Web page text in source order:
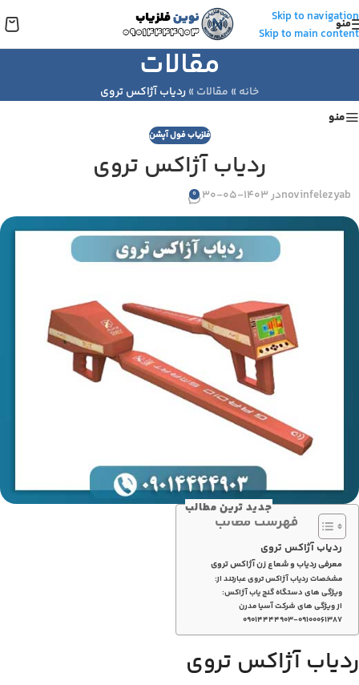
Skip to navigation
Skip to main content
منو
مقالات
خانه » مقالات »ردیاب آژاکس تروی
منو
فلزیاب فول آپشن
ردیاب آژاکس تروی
novinfelezyabدر 1403-05-30 0
جدید ترین مطالب
فهرست مطالب
ردیاب آژاکس تروی
معرفی ردیاب و شعاع زن آژاکس تروی
مشخصات ردیاب آژاکس تروی عبارتند از:
ویژگی های دستگاه گنج یاب آژاکس:
از ویژگی های شرکت آسیا مدرن
۰۹۰۱۴۴۴۴۹۰۳-۰۹۱۰۰۰۶۱۳۸۷
ردیاب آژاکس تروی